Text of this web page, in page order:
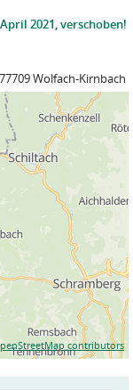
2021, verschoben!
Wolfach-Kirnbach
contributors